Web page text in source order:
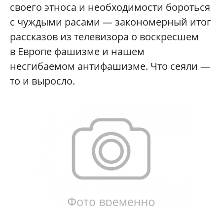
своего этноса и необходимости бороться
с чуждыми расами — закономерный итог
рассказов из телевизора о воскресшем
в Европе фашизме и нашем
несгибаемом антифашизме. Что сеяли —
то и выросло.